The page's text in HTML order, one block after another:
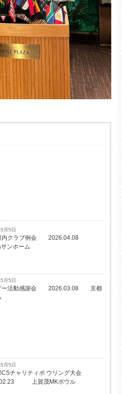
月5日
内クラブ例会 2026.04.08
ンホーム
月5日
ー活動感謝会 2026.03.08 京都
月5日
CSチャリティボ ウリング大会
上賀茂MKボウル